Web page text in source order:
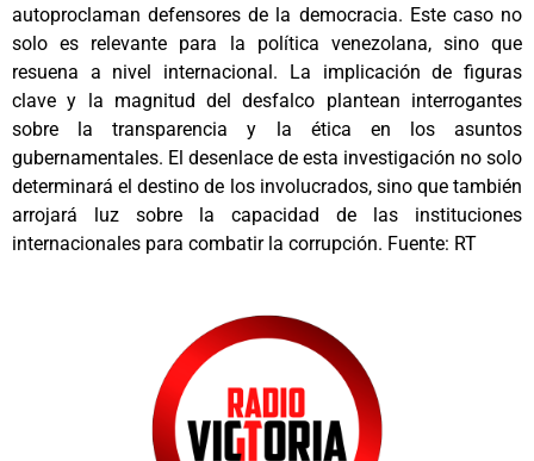
autoproclaman defensores de la democracia. Este caso no
solo es relevante para la política venezolana, sino que
resuena a nivel internacional. La implicación de figuras
clave y la magnitud del desfalco plantean interrogantes
sobre la transparencia y la ética en los asuntos
gubernamentales. El desenlace de esta investigación no solo
determinará el destino de los involucrados, sino que también
arrojará luz sobre la capacidad de las instituciones
internacionales para combatir la corrupción. Fuente: RT